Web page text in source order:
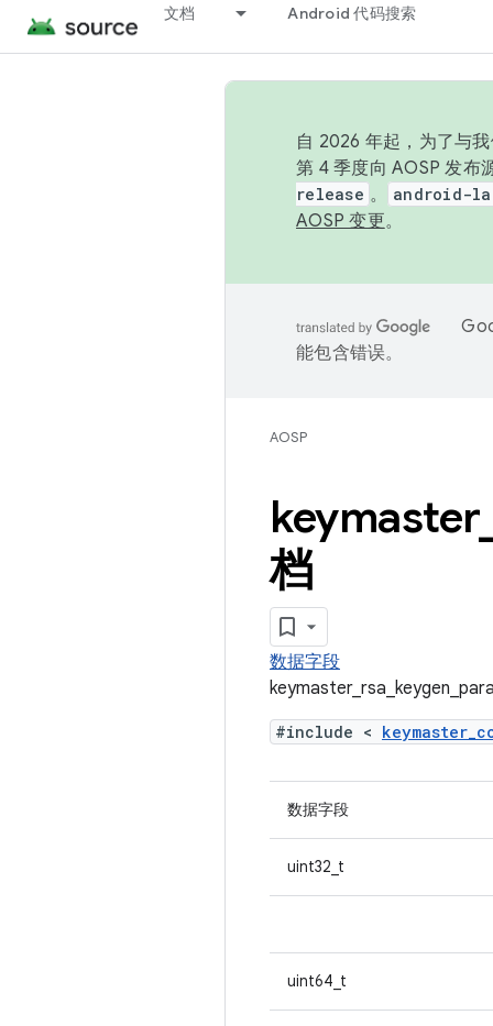
文档 Android 代码搜索
自 2026 年起，为了与
第 4 季度向 AOSP 发布
release 。 android-
AOSP 变更。
能包含错误。
AOSP
keymaster
档
数据字段
#include <
数据字段
uint32_t
uint64_t